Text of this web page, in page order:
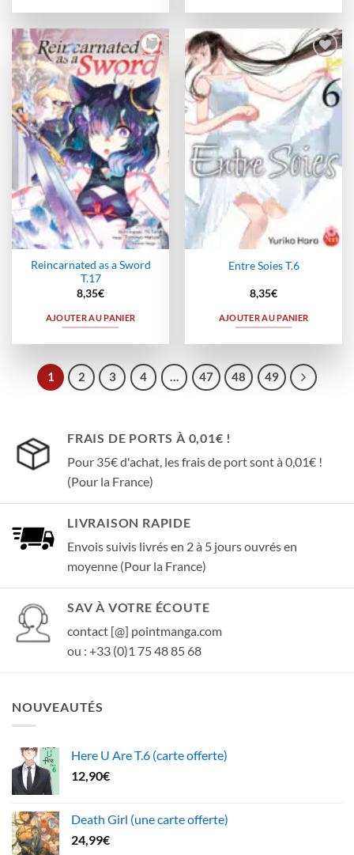
Ajouter
à la
wishlist
Reincarnated as a Sword
T.17
8,35€
AJOUTER AU PANIER
Ajouter
à la
wishlist
Entre Soies T.6
8,35€
AJOUTER AU PANIER
1 2 3 4 … 47 48 49
FRAIS DE PORTS À 0,01€ !
Pour 35€ d'achat, les frais de port sont à 0,01€ !
(Pour la France)
LIVRAISON RAPIDE
Envois suivis livrés en 2 à 5 jours ouvrés en
moyenne (Pour la France)
SAV À VOTRE ÉCOUTE
contact [@] pointmanga.com
ou : +33 (0)1 75 48 85 68
NOUVEAUTÉS
Here U Are T.6 (carte offerte)
12,90€
Death Girl (une carte offerte)
24,99€